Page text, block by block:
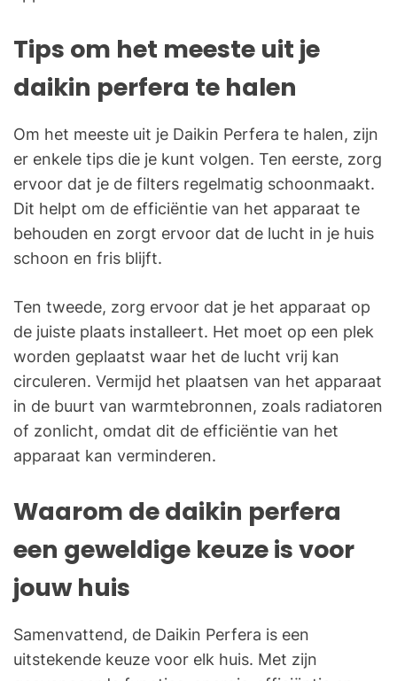
Tips om het meeste uit je
daikin perfera te halen
Om het meeste uit je Daikin Perfera te halen, zijn
er enkele tips die je kunt volgen. Ten eerste, zorg
ervoor dat je de filters regelmatig schoonmaakt.
Dit helpt om de efficiëntie van het apparaat te
behouden en zorgt ervoor dat de lucht in je huis
schoon en fris blijft.
Ten tweede, zorg ervoor dat je het apparaat op
de juiste plaats installeert. Het moet op een plek
worden geplaatst waar het de lucht vrij kan
circuleren. Vermijd het plaatsen van het apparaat
in de buurt van warmtebronnen, zoals radiatoren
of zonlicht, omdat dit de efficiëntie van het
apparaat kan verminderen.
Waarom de daikin perfera
een geweldige keuze is voor
jouw huis
Samenvattend, de Daikin Perfera is een
uitstekende keuze voor elk huis. Met zijn